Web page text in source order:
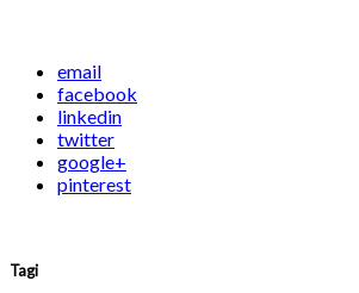
email
facebook
linkedin
twitter
google+
pinterest
Tagi